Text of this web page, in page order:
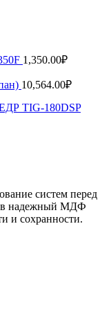
1,350.00₽
10,564.00₽
TIG-180DSP
систем перед
в надежный МДФ
и сохранности.